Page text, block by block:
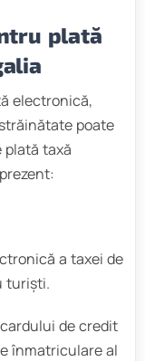
plată
electronică,
poate
plată taxă
a taxei de
turiști.
de credit
înmatriculare al